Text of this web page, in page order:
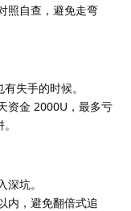
照自查，避免走弯
失手的时候。
资金 2000U，最多亏
坑。
内，避免翻倍式追